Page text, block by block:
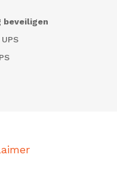
beveiligen